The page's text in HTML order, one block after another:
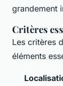
grandement
Critères
Les critères
éléments